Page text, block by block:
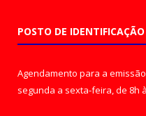
POSTO DE
Agendamento para a
segunda a sexta-feira, de 8h